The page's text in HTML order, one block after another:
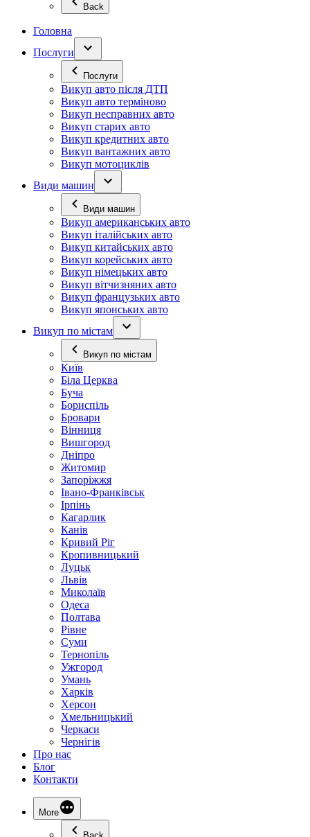
Back
Головна
Послуги
Послуги
Викуп авто після ДТП
Викуп авто терміново
Викуп несправних авто
Викуп старих авто
Викуп кредитних авто
Викуп вантажних авто
Викуп мотоциклів
Види машин
Види машин
Викуп американських авто
Викуп італійських авто
Викуп китайських авто
Викуп корейських авто
Викуп німецьких авто
Викуп вітчизняних авто
Викуп французьких авто
Викуп японських авто
Викуп по містам
Викуп по містам
Київ
Біла Церква
Буча
Бориспіль
Бровари
Вінниця
Вишгород
Дніпро
Житомир
Запоріжжя
Івано-Франківськ
Ірпінь
Кагарлик
Канів
Кривий Ріг
Кропивницький
Луцьк
Львів
Миколаїв
Одеса
Полтава
Рівне
Суми
Тернопіль
Ужгород
Умань
Харків
Херсон
Хмельницький
Черкаси
Чернігів
Про нас
Блог
Контакти
More